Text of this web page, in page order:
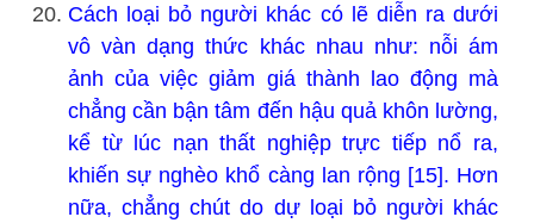
Cách loại bỏ người khác có lẽ diễn ra dưới
vô vàn dạng thức khác nhau như: nỗi ám
ảnh của việc giảm giá thành lao động mà
chẳng cần bận tâm đến hậu quả khôn lường,
kể từ lúc nạn thất nghiệp trực tiếp nổ ra,
khiến sự nghèo khổ càng lan rộng [15]. Hơn
nữa, chẳng chút do dự loại bỏ người khác